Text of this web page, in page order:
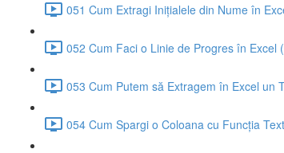
051 Cum Extragi Inițialele din Nume în
052 Cum Faci o Linie de Progres în Excel
053 Cum Putem să Extragem în Excel un
054 Cum Spargi o Coloana cu Funcția